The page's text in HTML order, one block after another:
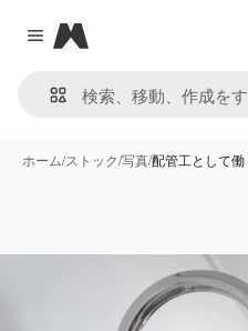
Close menu
Magnific
ホーム/ストック/写真/配管工として